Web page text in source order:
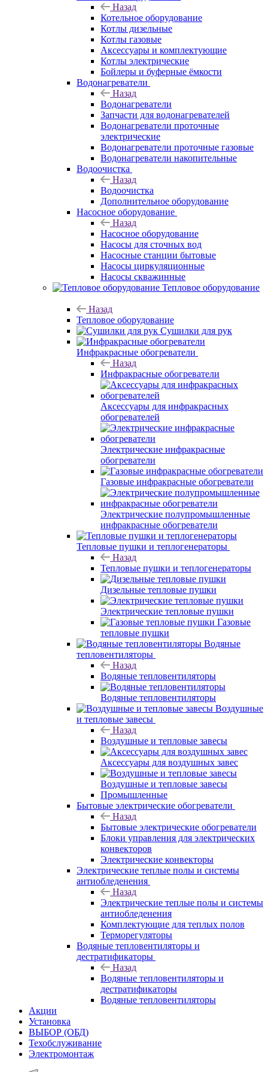
Назад
Котельное оборудование
Котлы дизельные
Котлы газовые
Аксессуары и комплектующие
Котлы электрические
Бойлеры и буферные ёмкости
Водонагреватели
Назад
Водонагреватели
Запчасти для водонагревателей
Водонагреватели проточные
электрические
Водонагреватели проточные газовые
Водонагреватели накопительные
Водоочистка
Назад
Водоочистка
Дополнительное оборудование
Насосное оборудование
Назад
Насосное оборудование
Насосы для сточных вод
Насосные станции бытовые
Насосы циркуляционные
Насосы скважинные
Тепловое оборудование
Назад
Тепловое оборудование
Сушилки для рук
Инфракрасные обогреватели
Назад
Инфракрасные обогреватели
Аксессуары для инфракрасных
обогревателей
Электрические инфракрасные
обогреватели
Газовые инфракрасные обогреватели
Электрические полупромышленные
инфракрасные обогреватели
Тепловые пушки и теплогенераторы
Назад
Тепловые пушки и теплогенераторы
Дизельные тепловые пушки
Электрические тепловые пушки
Газовые
тепловые пушки
Водяные
тепловентиляторы
Назад
Водяные тепловентиляторы
Водяные тепловентиляторы
Воздушные
и тепловые завесы
Назад
Воздушные и тепловые завесы
Аксессуары для воздушных завес
Воздушные и тепловые завесы
Промышленные
Бытовые электрические обогреватели
Назад
Бытовые электрические обогреватели
Блоки управления для электрических
конвекторов
Электрические конвекторы
Электрические теплые полы и системы
антиобледенения
Назад
Электрические теплые полы и системы
антиобледенения
Комплектующие для теплых полов
Терморегуляторы
Водяные тепловентиляторы и
дестратификаторы
Назад
Водяные тепловентиляторы и
дестратификаторы
Водяные тепловентиляторы
Акции
Установка
ВЫБОР (ОБД)
Техобслуживание
Электромонтаж